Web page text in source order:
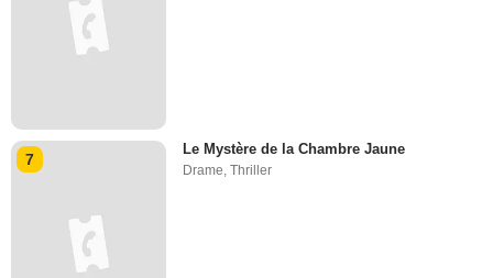
7
Le Mystère de la Chambre Jaune
Drame,Thriller